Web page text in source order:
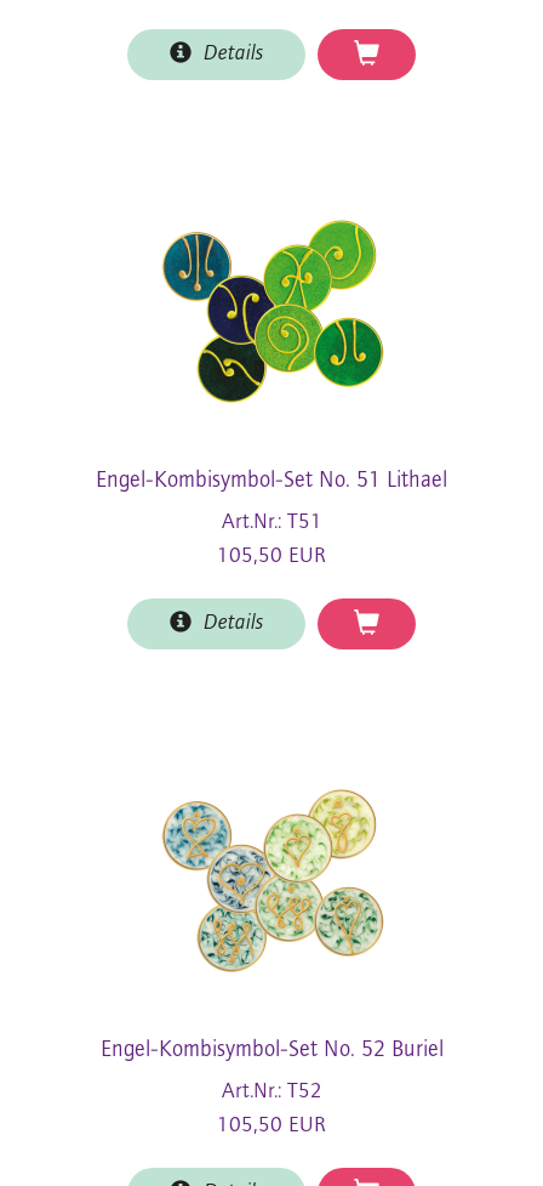
Details
Engel-Kombisymbol-Set No. 51 Lithael
Art.Nr.: T51
105,50 EUR
Details
Engel-Kombisymbol-Set No. 52 Buriel
Art.Nr.: T52
105,50 EUR